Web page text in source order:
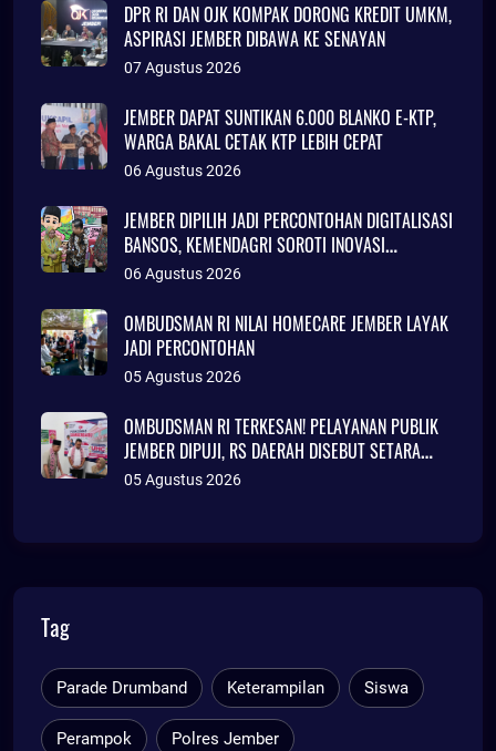
DPR RI DAN OJK KOMPAK DORONG KREDIT UMKM,
ASPIRASI JEMBER DIBAWA KE SENAYAN
07 Agustus 2026
JEMBER DAPAT SUNTIKAN 6.000 BLANKO E-KTP,
WARGA BAKAL CETAK KTP LEBIH CEPAT
06 Agustus 2026
JEMBER DIPILIH JADI PERCONTOHAN DIGITALISASI
BANSOS, KEMENDAGRI SOROTI INOVASI
ADMINDUK
06 Agustus 2026
OMBUDSMAN RI NILAI HOMECARE JEMBER LAYAK
JADI PERCONTOHAN
05 Agustus 2026
OMBUDSMAN RI TERKESAN! PELAYANAN PUBLIK
JEMBER DIPUJI, RS DAERAH DISEBUT SETARA
KLINIK JAKARTA
05 Agustus 2026
Tag
Parade Drumband Keterampilan Siswa
Perampok Polres Jember